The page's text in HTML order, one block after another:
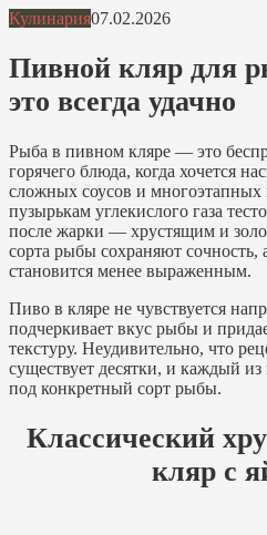
Кулинария07.02.2026
Пивной кляр для
это всегда удачно
Рыба в пивном кляре — это
горячего блюда, когда хочется
сложных соусов и многоэтапных
пузырькам углекислого газа
после жарки — хрустящим и
сорта рыбы сохраняют
становится менее выраженным.
Пиво в кляре не чувствуется
подчеркивает вкус рыбы и
текстуру. Неудивительно, что
существует десятки, и каждый
под конкретный сорт рыбы.
Классический
кляр с